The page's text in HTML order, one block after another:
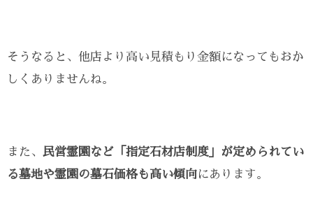
そうなると、他店より高い見積もり金額になってもおか
しくありませんね。
また、 民営霊園など「指定石材店制度」が定められてい
る墓地や霊園の墓石価格も高い傾向にあります。